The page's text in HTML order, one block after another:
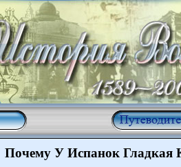
Почему У Испанок Гладкая